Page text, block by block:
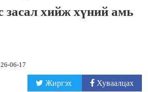
засал хийж хүний амь
06-17
Жиргэх Хуваалцах